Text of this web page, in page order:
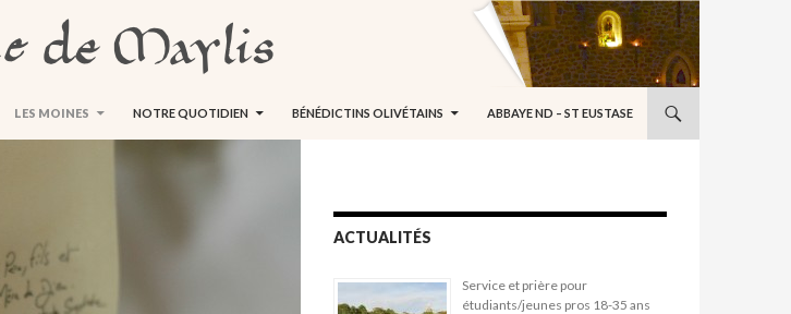
LES MOINES NOTRE QUOTIDIEN BÉNÉDICTINS OLIVÉTAINS ABBAYE ND – ST EUSTASE
ACTUALITÉS
Service et prière pour
étudiants/jeunes pros 18-35 ans